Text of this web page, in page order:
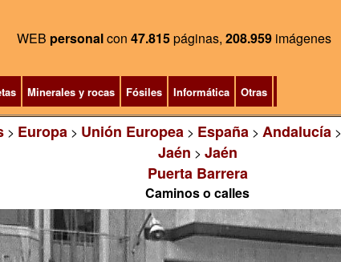
WEB personalcon 47.815páginas, 208.959 imágenes
Minerales y rocas Fósiles Informática Otras
> Europa> Unión Europea> España> Andalucía>
Jaén > Jaén
Puerta Barrera
Caminos o calles